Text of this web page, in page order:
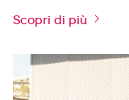
Scopri di più